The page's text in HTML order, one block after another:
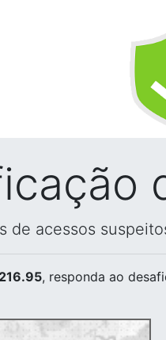
de acessos
, responda ao